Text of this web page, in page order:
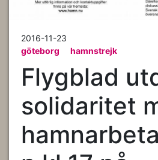
2016-11-23
göteborg
hamnstrejk
Flygblad
solidaritet